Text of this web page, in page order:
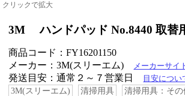
クリックで拡大
3M ハンドパッド No.8440 取替
商品コード：FY16201150
メーカー：3M(スリーエム)
メーカーサイ
発送目安：通常２～７営業日 目安につい
3M(スリーエム) 清掃用具 清掃用具：そ